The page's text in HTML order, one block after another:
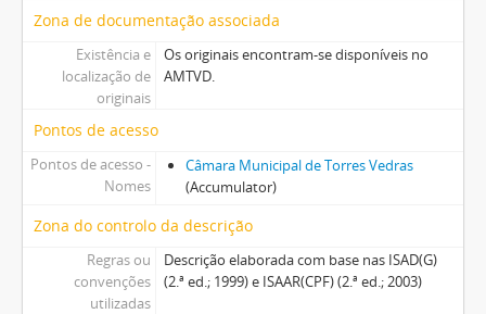
Zona de documentação associada
Existência e
localização de
originais
Os originais encontram-se disponíveis no
AMTVD.
Pontos de acesso
Pontos de acesso -
Nomes
Câmara Municipal de Torres Vedras
(Accumulator)
Zona do controlo da descrição
Regras ou
convenções
utilizadas
Descrição elaborada com base nas ISAD(G)
(2.ª ed.; 1999) e ISAAR(CPF) (2.ª ed.; 2003)